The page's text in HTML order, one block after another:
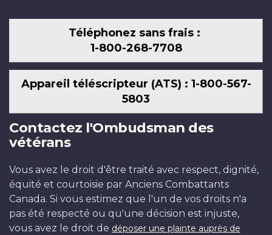
Téléphonez sans frais :
1-800-268-7708
Appareil téléscripteur (ATS) : 1-800-567-
5803
Contactez l'Ombudsman des
vétérans
Vous avez le droit d'être traité avec respect, dignité,
équité et courtoisie par Anciens Combattants
Canada. Si vous estimez que l'un de vos droits n'a
pas été respecté ou qu'une décision est injuste,
vous avez le droit de déposer une plainte auprès de